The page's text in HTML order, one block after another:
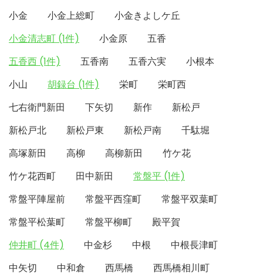
小金
小金上総町
小金きよしケ丘
小金清志町 (1件)
小金原
五香
五香西 (1件)
五香南 五香六実
小根本
小山
胡録台 (1件) 栄町
栄町西
七右衛門新田
下矢切 新作
新松戸
新松戸北
新松戸東 新松戸南
千駄堀
高塚新田
高柳 高柳新田
竹ケ花
竹ケ花西町
田中新田
常盤平 (1件)
常盤平陣屋前
常盤平西窪町
常盤平双葉町
常盤平松葉町
常盤平柳町
殿平賀
仲井町 (4件)
中金杉 中根
中根長津町
中矢切
中和倉 西馬橋
西馬橋相川町